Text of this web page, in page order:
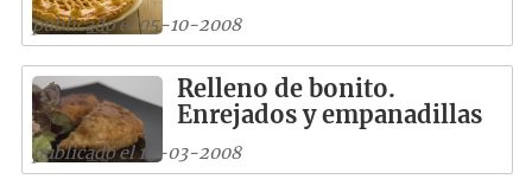
publicado el 05-10-2008
Relleno de bonito.
Enrejados y empanadillas
publicado el 16-03-2008